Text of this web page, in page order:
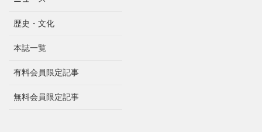
歴史・文化
本誌一覧
有料会員限定記事
無料会員限定記事